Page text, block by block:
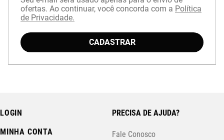
ofertas. Ao continuar, você concorda com a Política
de Privacidade.
CADASTRAR
LOGIN
MINHA CONTA
PRECISA DE AJUDA?
Fale Conosco